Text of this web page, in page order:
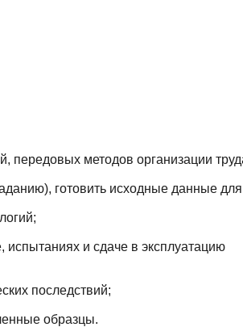
передовых методов организации
готовить исходные данные для
испытаниях и сдаче в эксплуатацию
последствий;
образцы.